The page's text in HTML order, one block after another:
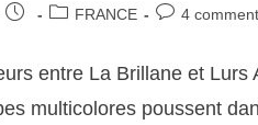
FRANCE 4
entre La Brillane et
multicolores poussent